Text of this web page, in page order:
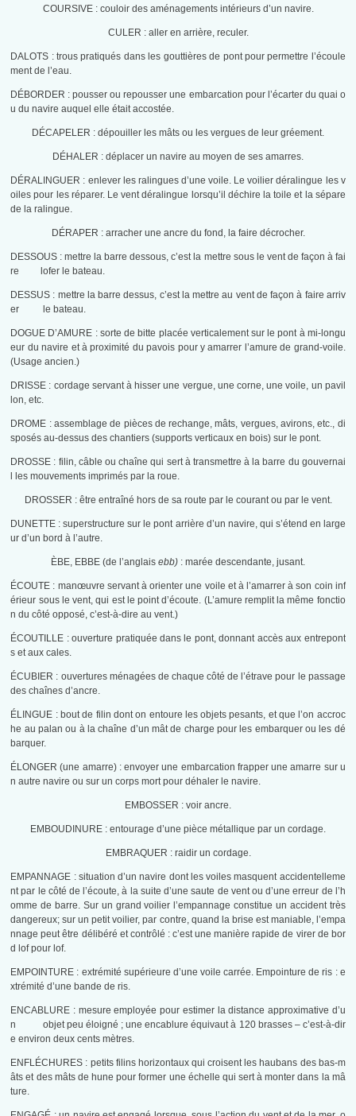
COURSIVE : couloir des aménagements intérieurs d’un navire.
CULER : aller en arrière, reculer.
DALOTS : trous pratiqués dans les gouttières de pont pour permettre l’écoule
ment de l’eau.
DÉBORDER : pousser ou repousser une embarcation pour l’écarter du quai o
u du navire auquel elle était accostée.
DÉCAPELER : dépouiller les mâts ou les vergues de leur gréement.
DÉHALER : déplacer un navire au moyen de ses amarres.
DÉRALINGUER : enlever les ralingues d’une voile. Le voilier déralingue les v
oiles pour les réparer. Le vent déralingue lorsqu’il déchire la toile et la sépare
de la ralingue.
DÉRAPER : arracher une ancre du fond, la faire décrocher.
DESSOUS : mettre la barre dessous, c’est la mettre sous le vent de façon à fai
re lofer le bateau.
DESSUS : mettre la barre dessus, c’est la mettre au vent de façon à faire arriv
er le bateau.
DOGUE D’AMURE : sorte de bitte placée verticalement sur le pont à mi-longu
eur du navire et à proximité du pavois pour y amarrer l’amure de grand-voile.
(Usage ancien.)
DRISSE : cordage servant à hisser une vergue, une corne, une voile, un pavil
lon, etc.
DROME : assemblage de pièces de rechange, mâts, vergues, avirons, etc., di
sposés au-dessus des chantiers (supports verticaux en bois) sur le pont.
DROSSE : filin, câble ou chaîne qui sert à transmettre à la barre du gouvernai
l les mouvements imprimés par la roue.
DROSSER : être entraîné hors de sa route par le courant ou par le vent.
DUNETTE : superstructure sur le pont arrière d’un navire, qui s’étend en large
ur d’un bord à l’autre.
ÈBE, EBBE (de l’anglais ebb) : marée descendante, jusant.
ÉCOUTE : manœuvre servant à orienter une voile et à l’amarrer à son coin inf
érieur sous le vent, qui est le point d’écoute. (L’amure remplit la même fonctio
n du côté opposé, c’est-à-dire au vent.)
ÉCOUTILLE : ouverture pratiquée dans le pont, donnant accès aux entrepont
s et aux cales.
ÉCUBIER : ouvertures ménagées de chaque côté de l’étrave pour le passage
des chaînes d’ancre.
ÉLINGUE : bout de filin dont on entoure les objets pesants, et que l’on accroc
he au palan ou à la chaîne d’un mât de charge pour les embarquer ou les dé
barquer.
ÉLONGER (une amarre) : envoyer une embarcation frapper une amarre sur u
n autre navire ou sur un corps mort pour déhaler le navire.
EMBOSSER : voir ancre.
EMBOUDINURE : entourage d’une pièce métallique par un cordage.
EMBRAQUER : raidir un cordage.
EMPANNAGE : situation d’un navire dont les voiles masquent accidentelleme
nt par le côté de l’écoute, à la suite d’une saute de vent ou d’une erreur de l’h
omme de barre. Sur un grand voilier l’empannage constitue un accident très
dangereux; sur un petit voilier, par contre, quand la brise est maniable, l’empa
nnage peut être délibéré et contrôlé : c’est une manière rapide de virer de bor
d lof pour lof.
EMPOINTURE : extrémité supérieure d’une voile carrée. Empointure de ris : e
xtrémité d’une bande de ris.
ENCABLURE : mesure employée pour estimer la distance approximative d’u
n objet peu éloigné ; une encablure équivaut à 120 brasses – c’est-à-dir
e environ deux cents mètres.
ENFLÉCHURES : petits filins horizontaux qui croisent les haubans des bas-m
âts et des mâts de hune pour former une échelle qui sert à monter dans la mâ
ture.